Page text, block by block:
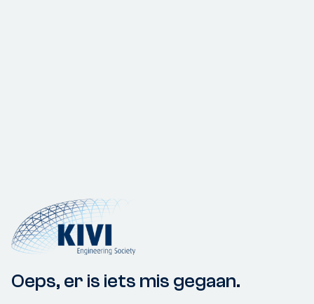
Oeps, er is iets mis gegaan.